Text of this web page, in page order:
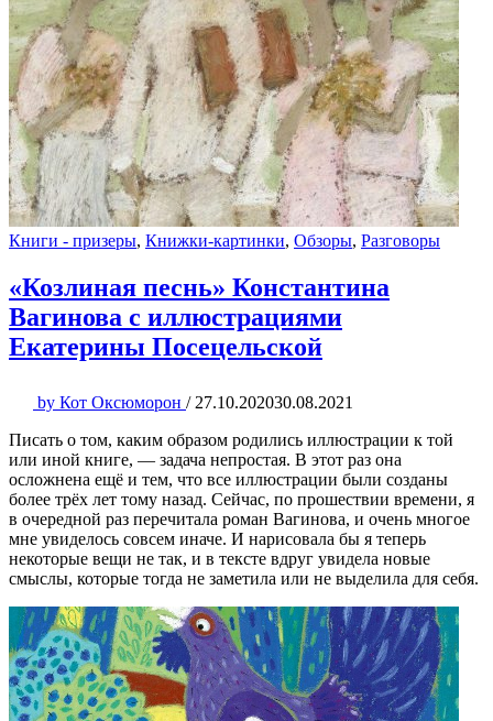
Книги - призеры, Книжки-картинки, Обзоры, Разговоры
«Козлиная песнь» Константина
Вагинова с иллюстрациями
Екатерины Посецельской
by Кот Оксюморон / 27.10.202030.08.2021
Писать о том, каким образом родились иллюстрации к той
или иной книге, — задача непростая. В этот раз она
осложнена ещё и тем, что все иллюстрации были созданы
более трёх лет тому назад. Сейчас, по прошествии времени, я
в очередной раз перечитала роман Вагинова, и очень многое
мне увиделось совсем иначе. И нарисовала бы я теперь
некоторые вещи не так, и в тексте вдруг увидела новые
смыслы, которые тогда не заметила или не выделила для себя.